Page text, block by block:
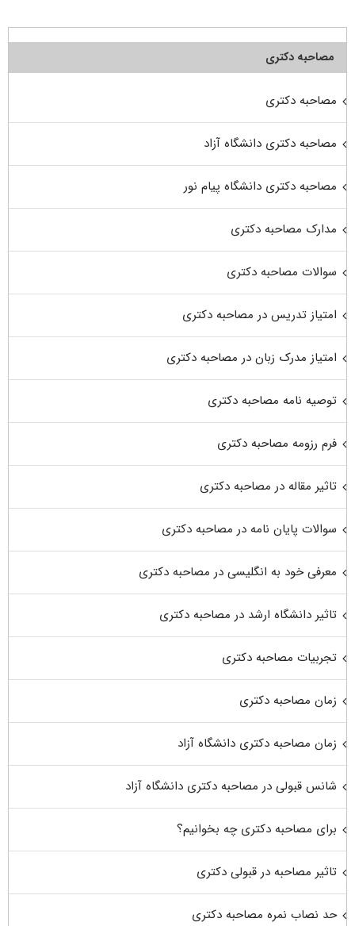
مصاحبه دکتری
مصاحبه دکتری
مصاحبه دکتری دانشگاه آزاد
مصاحبه دکتری دانشگاه پیام نور
مدارک مصاحبه دکتری
سوالات مصاحبه دکتری
امتیاز تدریس در مصاحبه دکتری
امتیاز مدرک زبان در مصاحبه دکتری
توصیه نامه مصاحبه دکتری
فرم رزومه مصاحبه دکتری
تاثیر مقاله در مصاحبه دکتری
سوالات پایان نامه در مصاحبه دکتری
معرفی خود به انگلیسی در مصاحبه دکتری
تاثیر دانشگاه ارشد در مصاحبه دکتری
تجربیات مصاحبه دکتری
زمان مصاحبه دکتری
زمان مصاحبه دکتری دانشگاه آزاد
شانس قبولی در مصاحبه دکتری دانشگاه آزاد
برای مصاحبه دکتری چه بخوانیم؟
تاثیر مصاحبه در قبولی دکتری
حد نصاب نمره مصاحبه دکتری